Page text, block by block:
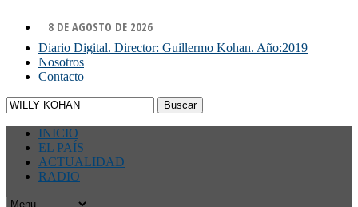
8 DE AGOSTO DE 2026
Diario Digital. Director: Guillermo Kohan. Año:2019
Nosotros
Contacto
Buscar:
INICIO
EL PAÍS
ACTUALIDAD
RADIO